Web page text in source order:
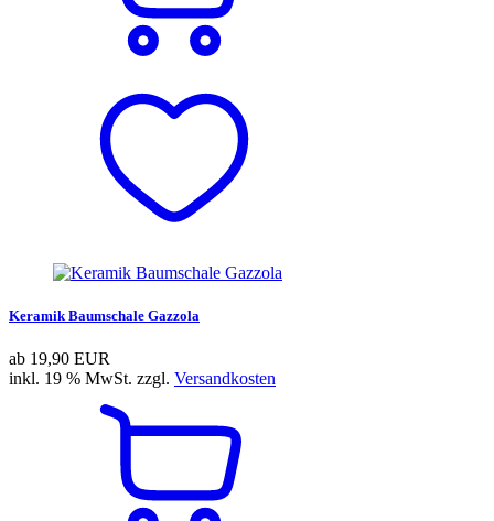
Keramik Baumschale Gazzola
ab 19,90 EUR
inkl. 19 % MwSt. zzgl. Versandkosten